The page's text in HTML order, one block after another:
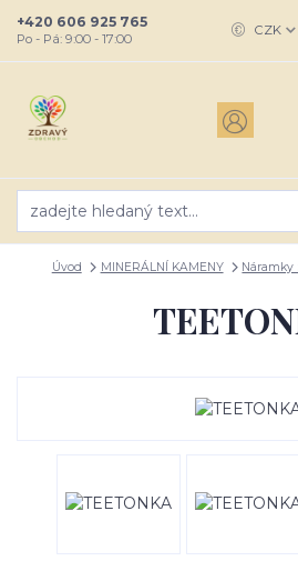
CZK
+420 606 925 765
Po - Pá: 9:00 - 17:00
Úvod MINERÁLNÍ KAMENY Náramky